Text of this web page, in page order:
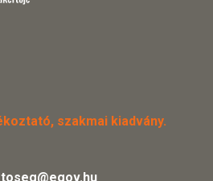
szakmai kiadvány.